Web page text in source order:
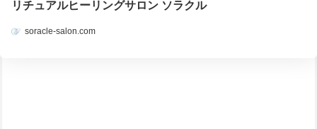
リチュアルヒーリングサロン ソラクル
soracle-salon.com